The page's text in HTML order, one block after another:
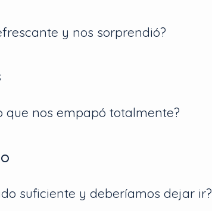
y nos sorprendió?
que nos empapó totalmente?
suficiente y deberíamos dejar ir?